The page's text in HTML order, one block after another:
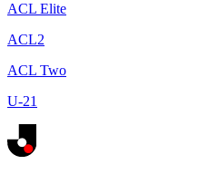
ACL Elite
ACL2
ACL Two
U-21